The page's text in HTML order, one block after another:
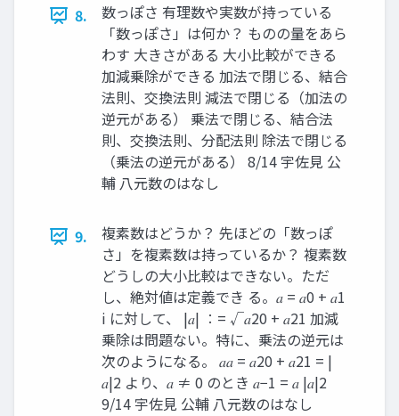
8.
数っぽさ 有理数や実数が持っている
「数っぽさ」は何か？ ものの量をあら
わす 大きさがある 大小比較ができる
加減乗除ができる 加法で閉じる、結合
法則、交換法則 減法で閉じる（加法の
逆元がある） 乗法で閉じる、結合法
則、交換法則、分配法則 除法で閉じる
（乗法の逆元がある） 8/14 宇佐見 公
輔 八元数のはなし
9.
複素数はどうか？ 先ほどの「数っぽ
さ」を複素数は持っているか？ 複素数
どうしの大小比較はできない。ただ
し、絶対値は定義でき る。𝑎 = 𝑎0 + 𝑎1
i に対して、 |𝑎| ∶= √𝑎20 + 𝑎21 加減
乗除は問題ない。特に、乗法の逆元は
次のようになる。 𝑎𝑎 = 𝑎20 + 𝑎21 = |
𝑎|2 より、𝑎 ≠ 0 のとき 𝑎−1 = 𝑎 |𝑎|2
9/14 宇佐見 公輔 八元数のはなし